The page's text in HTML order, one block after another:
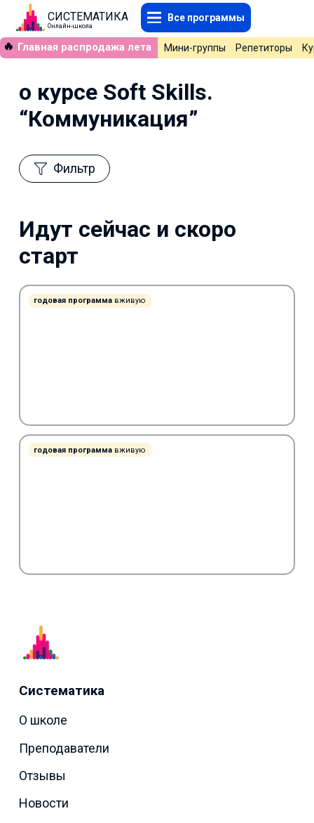
СИСТЕМАТИКА
Онлайн-школа
Все программы
🔥 Главная распродажа лета Мини-группы Репетиторы
о курсе Soft Skills.
“Коммуникация”
Фильтр
Идут сейчас и скоро
старт
годовая программа вживую
годовая программа вживую
Систематика
О школе
Преподаватели
Отзывы
Новости